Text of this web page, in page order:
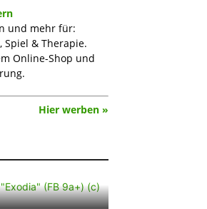
und mehr für:
Spiel & Therapie.
Online-Shop und
Hier werben »
„Exodia“: